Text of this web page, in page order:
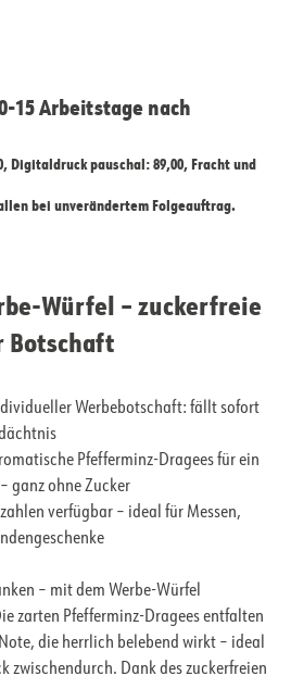
15 Arbeitstage nach
Digitaldruck pauschal: 89,00, Fracht und
bei unverändertem Folgeauftrag.
Würfel – zuckerfreie
Botschaft
Werbebotschaft: fällt sofort
Pfefferminz-Dragees für ein
ganz ohne Zucker
verfügbar – ideal für Messen,
– mit dem Werbe-Würfel
zarten Pfefferminz-Dragees entfalten
die herrlich belebend wirkt – ideal
zwischendurch. Dank des zuckerfreien